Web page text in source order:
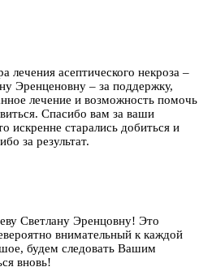
лечения асептического некроза –
Эренценовну – за поддержку,
лечение и возможность помочь
Спасибо вам за ваши
искренне старались добиться и
за результат.
Светлану Эренцовну! Это
внимательный к каждой
будем следовать Вашим
вновь!